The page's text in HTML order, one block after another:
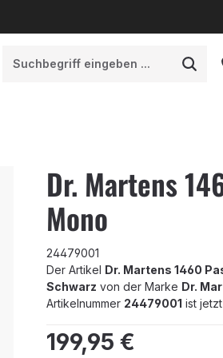
Dr. Martens
Mono
24479001
Der Artikel Dr. Martens 1460
Schwarz von der Marke Dr.
Artikelnummer 24479001 ist
Regulärer Preis:
199,95 €